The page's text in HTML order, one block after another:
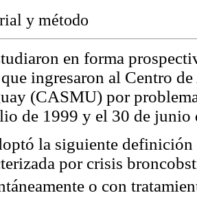
y método
en forma
ingresaron al Centro
(CASMU) por
de 1999 y el 30 de junio
la siguiente
por crisis
o con